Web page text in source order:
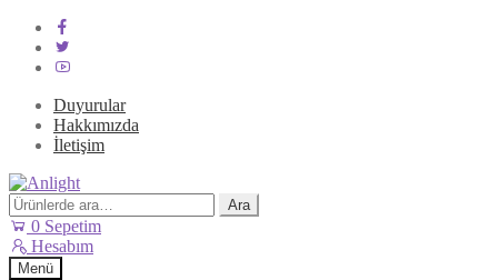
Duyurular
Hakkımızda
İletişim
Dolaşıma
geç
İçeriğe
geç
Ara: Ara
0 Sepetim
Hesabım
Menü